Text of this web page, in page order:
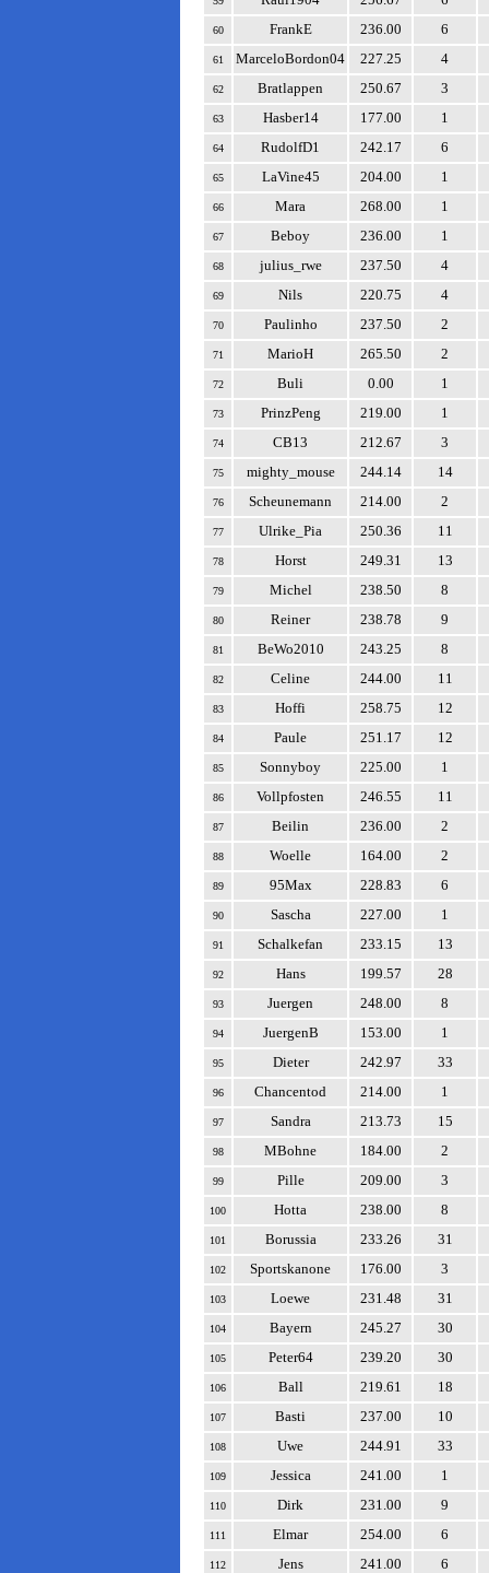
60 FrankE 236.00 6
61 MarceloBordon04 227.25 4
62 Bratlappen 250.67 3
63 Hasber14 177.00 1
64 RudolfD1 242.17 6
65 LaVine45 204.00 1
66 Mara 268.00 1
67 Beboy 236.00 1
68 julius_rwe 237.50 4
69 Nils 220.75 4
70 Paulinho 237.50 2
71 MarioH 265.50 2
72 Buli 0.00 1
73 PrinzPeng 219.00 1
74 CB13 212.67 3
75 mighty_mouse 244.14 14
76 Scheunemann 214.00 2
77 Ulrike_Pia 250.36 11
78 Horst 249.31 13
79 Michel 238.50 8
80 Reiner 238.78 9
81 BeWo2010 243.25 8
82 Celine 244.00 11
83 Hoffi 258.75 12
84 Paule 251.17 12
85 Sonnyboy 225.00 1
86 Vollpfosten 246.55 11
87 Beilin 236.00 2
88 Woelle 164.00 2
89 95Max 228.83 6
90 Sascha 227.00 1
91 Schalkefan 233.15 13
92 Hans 199.57 28
93 Juergen 248.00 8
94 JuergenB 153.00 1
95 Dieter 242.97 33
96 Chancentod 214.00 1
97 Sandra 213.73 15
98 MBohne 184.00 2
99 Pille 209.00 3
100 Hotta 238.00 8
101 Borussia 233.26 31
102 Sportskanone 176.00 3
103 Loewe 231.48 31
104 Bayern 245.27 30
105 Peter64 239.20 30
106 Ball 219.61 18
107 Basti 237.00 10
108 Uwe 244.91 33
109 Jessica 241.00 1
110 Dirk 231.00 9
111 Elmar 254.00 6
112 Jens 241.00 6